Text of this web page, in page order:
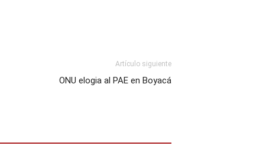
Artículo siguiente
ONU elogia al PAE en Boyacá